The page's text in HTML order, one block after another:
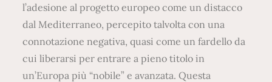
l’adesione al progetto europeo come un distacco
dal Mediterraneo, percepito talvolta con una
connotazione negativa, quasi come un fardello da
cui liberarsi per entrare a pieno titolo in
un’Europa più “nobile” e avanzata. Questa